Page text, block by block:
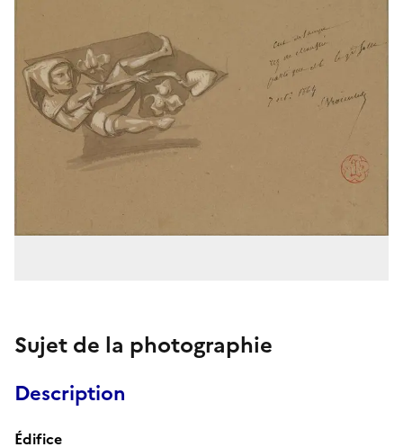
Sujet de la photographie
Description
Édifice